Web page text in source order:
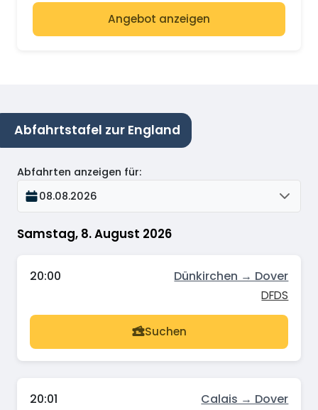
Angebot anzeigen
Abfahrtstafel zur England
Samstag, 8. August 2026
Abfahrten anzeigen für:
08.08.2026
20:00 Dünkirchen → Dover
DFDS
Suchen
20:01 Calais → Dover